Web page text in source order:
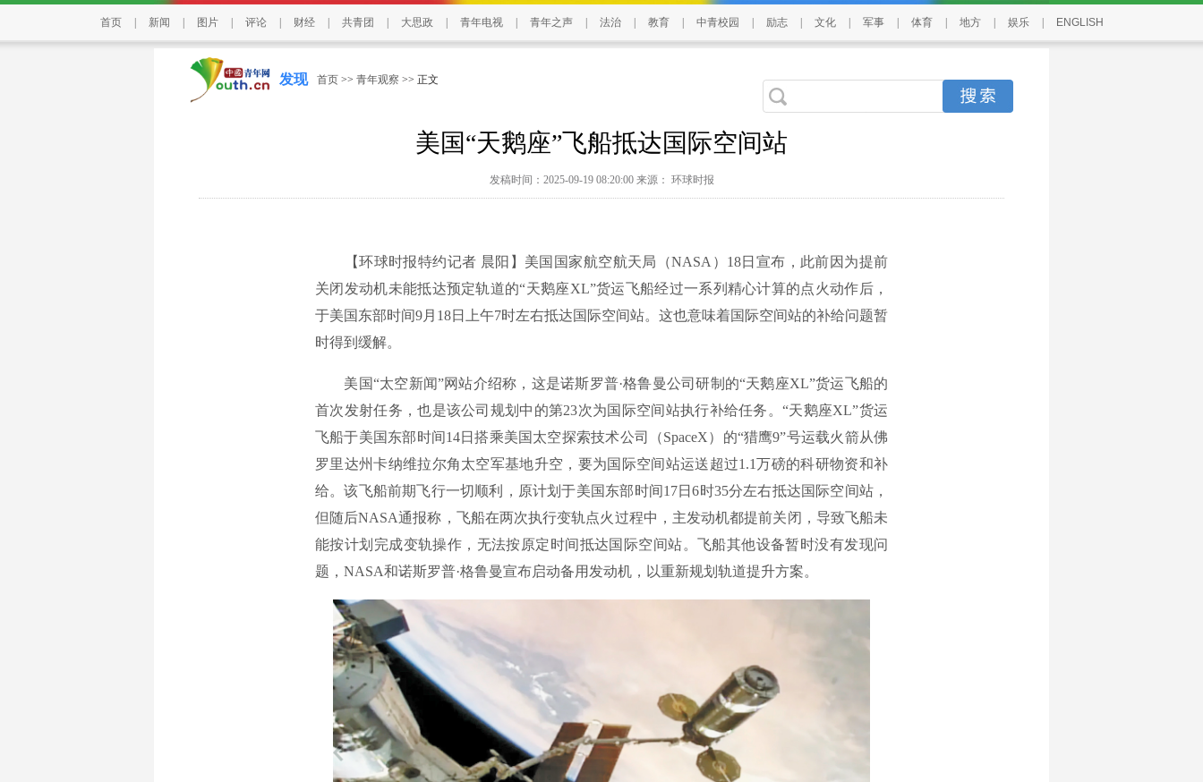
首页 新闻 图片 评论 财经 共青团 大思政 青年电视 青年之声 法治 教育 中青校园 励志 文化 军事 体育 地方 娱乐 ENGLISH
发现 首页 >> 青年观察 >> 正文
美国“天鹅座”飞船抵达国际空间站
发稿时间：2025-09-19 08:20:00 来源： 环球时报
【环球时报特约记者 晨阳】美国国家航空航天局（NASA）18日宣布，此前因为提前
关闭发动机未能抵达预定轨道的“天鹅座XL”货运飞船经过一系列精心计算的点火动作后，
于美国东部时间9月18日上午7时左右抵达国际空间站。这也意味着国际空间站的补给问题暂
时得到缓解。
美国“太空新闻”网站介绍称，这是诺斯罗普·格鲁曼公司研制的“天鹅座XL”货运飞船的
首次发射任务，也是该公司规划中的第23次为国际空间站执行补给任务。“天鹅座XL”货运
飞船于美国东部时间14日搭乘美国太空探索技术公司（SpaceX）的“猎鹰9”号运载火箭从佛
罗里达州卡纳维拉尔角太空军基地升空，要为国际空间站运送超过1.1万磅的科研物资和补
给。该飞船前期飞行一切顺利，原计划于美国东部时间17日6时35分左右抵达国际空间站，
但随后NASA通报称，飞船在两次执行变轨点火过程中，主发动机都提前关闭，导致飞船未
能按计划完成变轨操作，无法按原定时间抵达国际空间站。飞船其他设备暂时没有发现问
题，NASA和诺斯罗普·格鲁曼宣布启动备用发动机，以重新规划轨道提升方案。